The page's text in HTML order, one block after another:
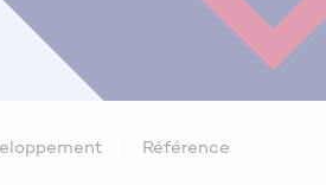
services
avec CERQUAL ?
Référence